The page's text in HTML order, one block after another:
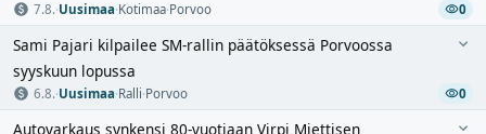
7.8.·Uusimaa·Kotimaa·Porvoo 0
Sami Pajari kilpailee SM-rallin päätöksessä Porvoossa
syyskuun lopussa
6.8.·Uusimaa·Ralli·Porvoo 0
Autovarkaus synkensi 80-vuotiaan Virpi Miettisen